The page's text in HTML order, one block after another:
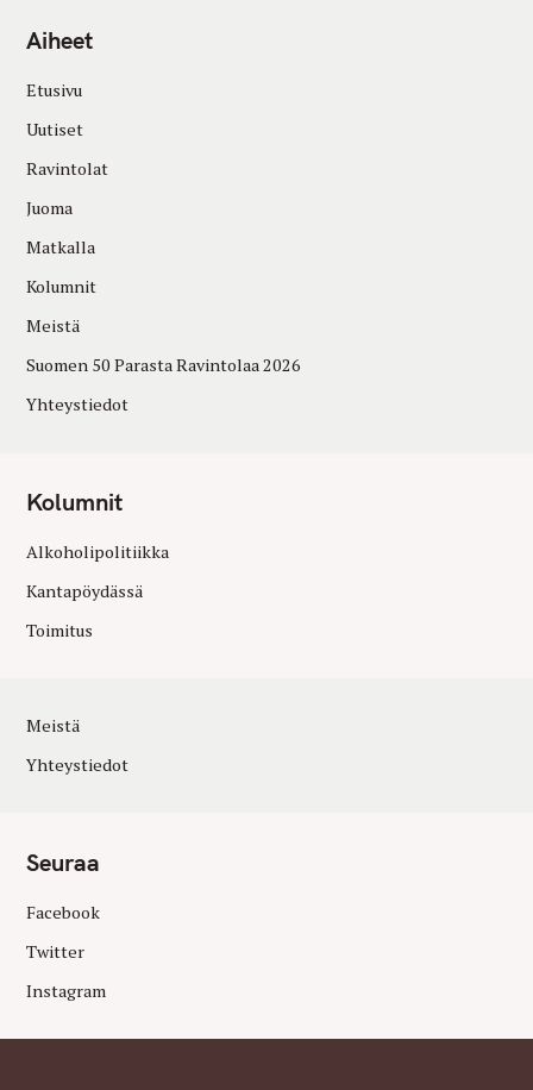
Aiheet
Etusivu
Uutiset
Ravintolat
Juoma
Matkalla
Kolumnit
Meistä
Suomen 50 Parasta Ravintolaa 2026
Yhteystiedot
Kolumnit
Alkoholipolitiikka
Kantapöydässä
Toimitus
Meistä
Yhteystiedot
Seuraa
Facebook
Twitter
Instagram